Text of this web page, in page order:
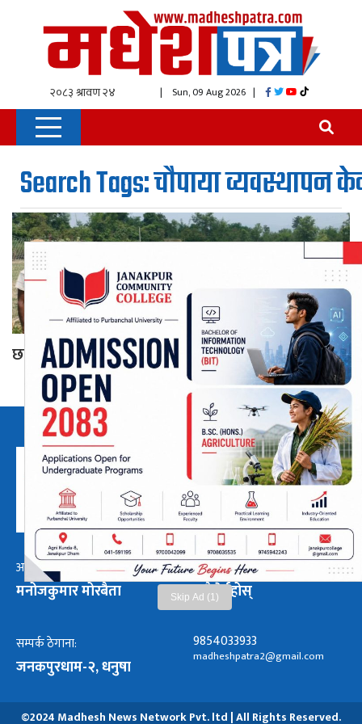
Skip Ad (1)
| Sun, 09 Aug 2026 |
Search Tags: चौपाया व्यवस्थापन
छाडा चौपाया व्यवस्थापन केन्द्रमा बजेट अभाव
अध्यक्ष तथा प्रबन्ध निर्देशक:
मनोजकुमार मोरबैता
हाम्रो टीम :
सबै हेर्नुहोस्
सम्पर्क ठेगाना:
जनकपुरधाम-२, धनुषा
9854033933
madheshpatra2@gmail.com
©2024 Madhesh News Network Pvt. ltd | All Rights Reserved.